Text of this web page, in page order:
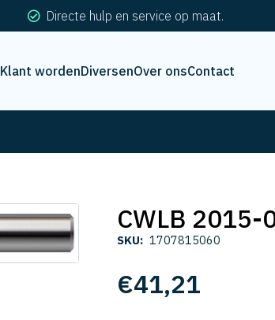
Directe hulp en service op maat.
Klant wordenDiversenOver onsContact
CWLB 2015-
SKU: 1707815060
€41,21